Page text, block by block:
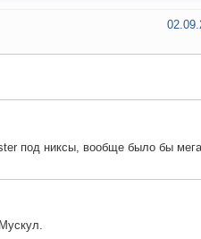
под никсы, вообще было бы